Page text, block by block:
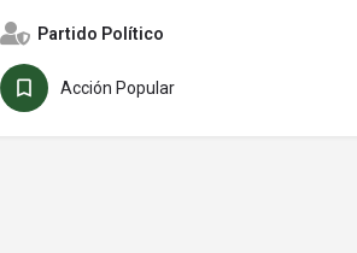
Partido Político
Acción Popular